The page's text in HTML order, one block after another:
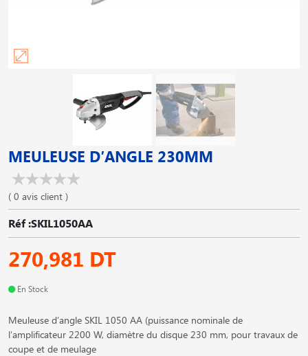
MEULEUSE D′ANGLE 230MM
( 0 avis client )
Réf :SKIL1050AA
270,981 DT
En Stock
Meuleuse d′angle SKIL 1050 AA (puissance nominale de
l′amplificateur 2200 W, diamètre du disque 230 mm, pour travaux de
coupe et de meulage